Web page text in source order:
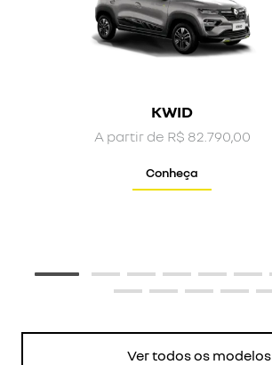
KWID
A partir de R$ 82.790,00
Conheça
Ver todos os modelos